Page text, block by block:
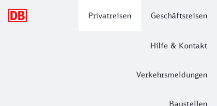
Privatreisen Geschäftsreisen
Hilfe & Kontakt
Verkehrsmeldungen
Baustellen